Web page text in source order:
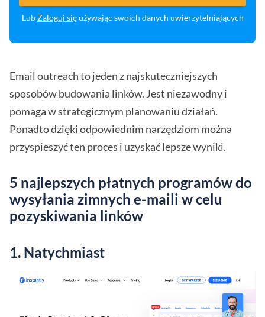
LubZaloguj sięużywając swoich danych uwierzytelniających
Email outreach to jeden z najskuteczniejszych
sposobów budowania linków. Jest niezawodny i
pomaga w strategicznym planowaniu działań.
Ponadto dzięki odpowiednim narzędziom można
przyspieszyć ten proces i uzyskać lepsze wyniki.
5 najlepszych płatnych programów do
wysyłania zimnych e-maili w celu
pozyskiwania linków
1. Natychmiast